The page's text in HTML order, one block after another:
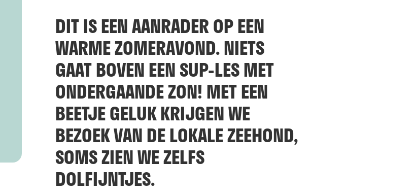
DIT IS EEN AANRADER OP EEN
WARME ZOMERAVOND. NIETS
GAAT BOVEN EEN SUP-LES MET
ONDERGAANDE ZON! MET EEN
BEETJE GELUK KRIJGEN WE
BEZOEK VAN DE LOKALE ZEEHOND,
SOMS ZIEN WE ZELFS
DOLFIJNTJES.